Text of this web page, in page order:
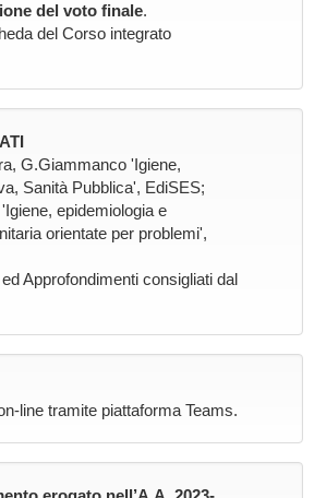
del voto finale.
del Corso integrato
G.Giammanco 'Igiene,
Sanità Pubblica', EdiSES;
epidemiologia e
orientate per problemi',
Approfondimenti consigliati dal
line tramite piattaforma Teams.